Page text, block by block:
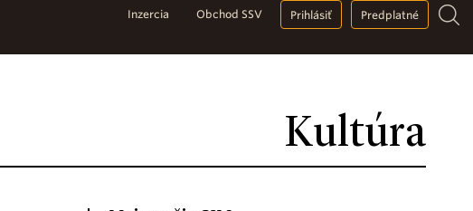
Kultúra
Inzercia Obchod SSV Prihlásiť Predplatné